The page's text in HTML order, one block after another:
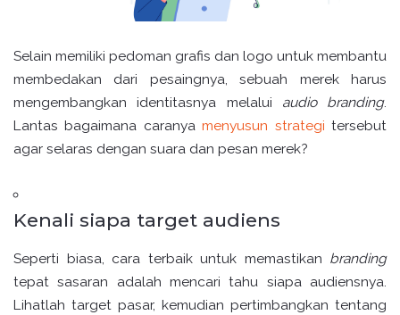
Selain memiliki pedoman grafis dan logo untuk membantu
membedakan dari pesaingnya, sebuah merek harus
mengembangkan identitasnya melalui audio branding.
Lantas bagaimana caranyamenyusun strategi tersebut
agar selaras dengan suara dan pesan merek?
Kenali siapa target audiens
Seperti biasa, cara terbaik untuk memastikan branding
tepat sasaran adalah mencari tahu siapa audiensnya.
Lihatlah target pasar, kemudian pertimbangkan tentang